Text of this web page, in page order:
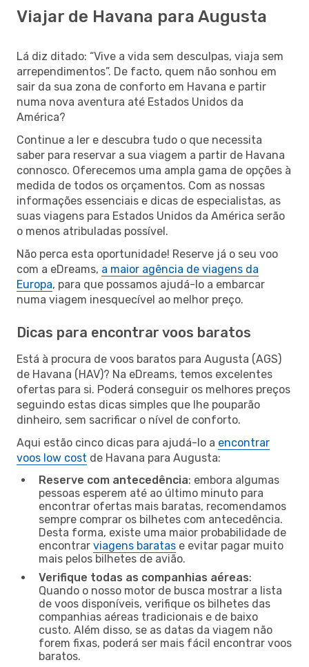
Viajar de Havana para Augusta
Lá diz ditado: “Vive a vida sem desculpas, viaja sem
arrependimentos”. De facto, quem não sonhou em
sair da sua zona de conforto em Havana e partir
numa nova aventura até Estados Unidos da
América?
Continue a ler e descubra tudo o que necessita
saber para reservar a sua viagem a partir de Havana
connosco. Oferecemos uma ampla gama de opções à
medida de todos os orçamentos. Com as nossas
informações essenciais e dicas de especialistas, as
suas viagens para Estados Unidos da América serão
o menos atribuladas possível.
Não perca esta oportunidade! Reserve já o seu voo
com a eDreams, a maior agência de viagens da
Europa, para que possamos ajudá-lo a embarcar
numa viagem inesquecível ao melhor preço.
Dicas para encontrar voos baratos
Está à procura de voos baratos para Augusta (AGS)
de Havana (HAV)? Na eDreams, temos excelentes
ofertas para si. Poderá conseguir os melhores preços
seguindo estas dicas simples que lhe pouparão
dinheiro, sem sacrificar o nível de conforto.
Aqui estão cinco dicas para ajudá-lo a encontrar
voos low cost de Havana para Augusta:
Reserve com antecedência: embora algumas
pessoas esperem até ao último minuto para
encontrar ofertas mais baratas, recomendamos
sempre comprar os bilhetes com antecedência.
Desta forma, existe uma maior probabilidade de
encontrar viagens baratas e evitar pagar muito
mais pelos bilhetes de avião.
Verifique todas as companhias aéreas:
Quando o nosso motor de busca mostrar a lista
de voos disponíveis, verifique os bilhetes das
companhias aéreas tradicionais e de baixo
custo. Além disso, se as datas da viagem não
forem fixas, poderá ser mais fácil encontrar voos
baratos.